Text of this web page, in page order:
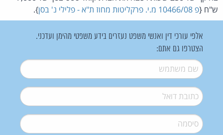
ש"ח {פ 10466/08 מ.י. פרקליטות מחוז ת"א - פלילי נ' בסן }.
אלפי עורכי דין ואנשי משפט נעזרים בידע משפטי מהימן ועדכני.
הצטרפו גם אתם:
שם משתמש*
דואל*
סיסמה*